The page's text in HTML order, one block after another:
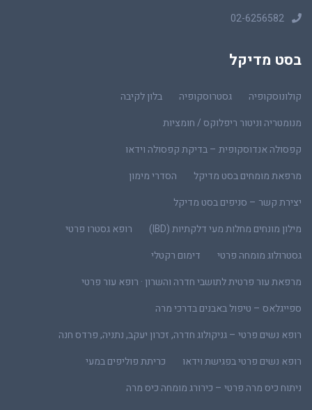
02-6256582
בסט מדיקל
קולונוסקופיה גסטרוסקופיה
בלון לקיבה
מנומטריה וניטור ריפלוקס / חומציות
קפסולה אנדוסקופית – בדיקת קפסולה וידאו
מרפאת מומחים בסט מדיקל
הסדרי מימון
יצירת קשר – סניפים בסט מדיקל
מילון מונחים מחלות מעי דלקתיות (IBD)
רופא גסטרו פרטי
גסטרולוג מומחה פרטי
דימום רקטלי
מרפאת עור פרטית לתושבי חדרה והשרון · רופא עור פרטי
ספייגלאס – טיפול באבנים בדרכי מרה
רופא נשים פרטי – גניקולוג חדרה, זכרון יעקב, נתניה, פרדס חנה
רופא נשים פרטי בפגישת וידאו
כריתת פוליפים במעי
ניתוח כיס מרה פרטי – כירורג מומחה כיס מרה